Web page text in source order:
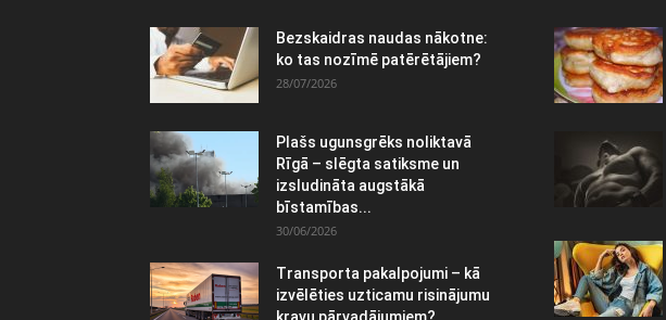
Bezskaidras naudas nākotne:
ko tas nozīmē patērētājiem?
28/07/2026
Plašs ugunsgrēks noliktavā
Rīgā – slēgta satiksme un
izsludināta augstākā
bīstamības...
30/06/2026
Transporta pakalpojumi – kā
izvēlēties uzticamu risinājumu